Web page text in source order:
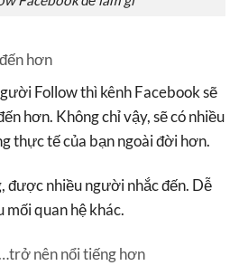
hơn
Follow thì kênh Facebook sẽ
hơn. Không chỉ vậy, sẽ có nhiều
thực tế của bạn ngoài đời hơn.
được nhiều người nhắc đến. Dễ
mối quan hệ khác.
nên nổi tiếng hơn